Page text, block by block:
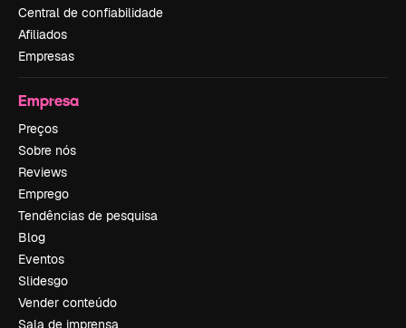
Central de confiabilidade
Afiliados
Empresas
Empresa
Preços
Sobre nós
Reviews
Emprego
Tendências de pesquisa
Blog
Eventos
Slidesgo
Vender conteúdo
Sala de imprensa